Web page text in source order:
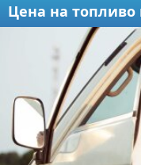
Цена на топливо